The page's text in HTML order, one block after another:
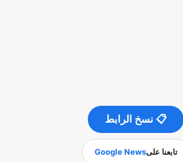
📋 نسخ الرابط
تابعنا علىGoogle News